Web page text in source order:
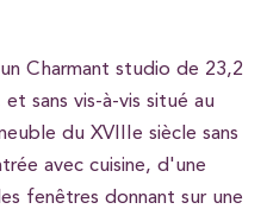
Charmant studio de 23,2
sans vis-à-vis situé au
du XVIIIe siècle sans
avec cuisine, d'une
fenêtres donnant sur une